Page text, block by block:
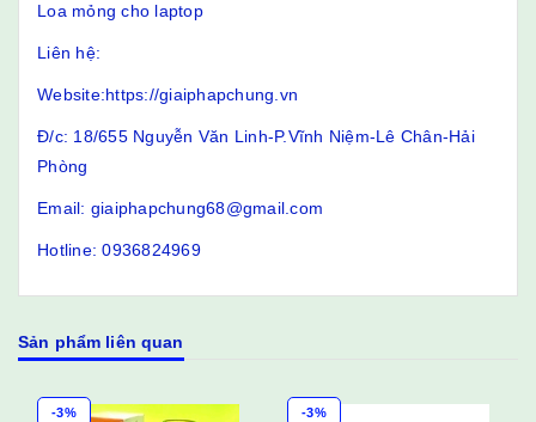
Loa mỏng cho laptop
Liên hệ:
Website:https://giaiphapchung.vn
Đ/c: 18/655 Nguyễn Văn Linh-P.Vĩnh Niệm-Lê Chân-Hải
Phòng
Email: giaiphapchung68@gmail.com
Hotline: 0936824969
Sản phẩm liên quan
-3% -3%